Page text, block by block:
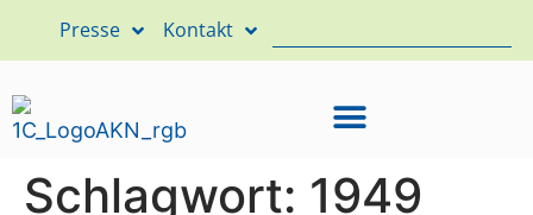
Presse Kontakt
Schlagwort: 1949